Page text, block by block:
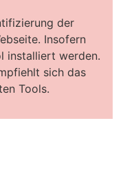
der
Insofern
installiert werden.
sich das
Tools.